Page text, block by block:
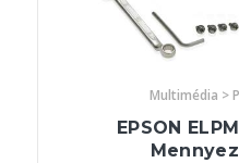
Multimédia >
EPSON